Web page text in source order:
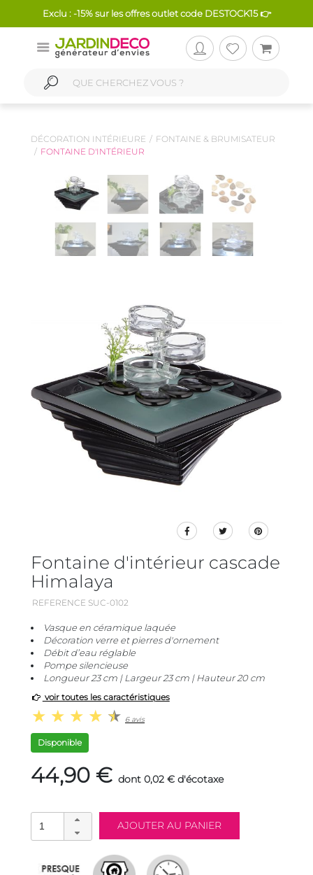
Exclu : -15% sur les offres outlet code DESTOCK15 👉
DÉCORATION INTÉRIEURE
FONTAINE & BRUMISATEUR
FONTAINE D'INTÉRIEUR
Fontaine d'intérieur cascade
Himalaya
REFERENCE SUC-0102
Vasque en céramique laquée
Décoration verre et pierres d'ornement
Débit d’eau réglable
Pompe silencieuse
Longueur 23 cm | Largeur 23 cm | Hauteur 20 cm
voir toutes les caractéristiques
6 avis
Disponible
44,90 € dont 0,02 € d'écotaxe